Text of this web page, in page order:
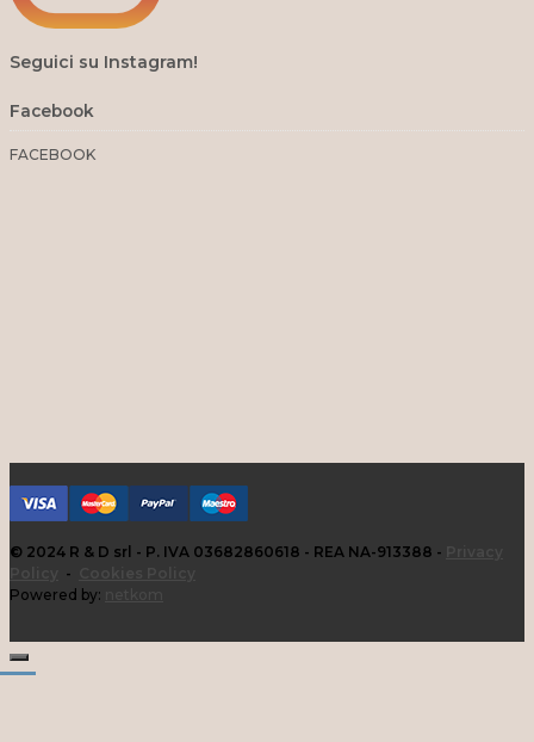
Seguici su Instagram!
Facebook
FACEBOOK
© 2024 R & D srl - P. IVA 03682860618 - REA NA-913388 -
-
Powered by: